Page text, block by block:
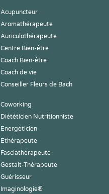
Acupuncteur
Aromathérapeute
Auriculothérapeute
Centre Bien-être
Coach Bien-être
Coach de vie
Conseiller Fleurs de Bach
Coworking
Diététicien Nutritionniste
Energéticien
Ethérapeute
Fasciathérapeute
Gestalt-Thérapeute
Guérisseur
Imaginologie®